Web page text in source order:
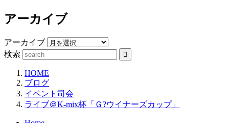
アーカイブ
アーカイブ
検索
HOME
ブログ
イベント司会
ライブ＠K-mix杯「Ｇ?ウイナーズカップ」